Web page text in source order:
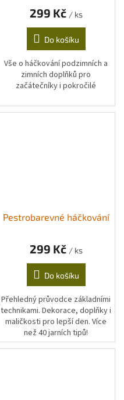
299 Kč / ks
Do košíku
Vše o háčkování podzimních a
zimních doplňků pro
začátečníky i pokročilé
Pestrobarevné háčkování
299 Kč / ks
Do košíku
Přehledný průvodce základními
technikami. Dekorace, doplňky i
maličkosti pro lepší den. Více
než 40 jarních tipů!